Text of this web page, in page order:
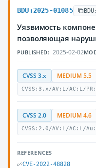
BDU:2025-01085
Уязвимость
позволяющая
PUBLISHED: 2025-02-02
CVSS 3.x MEDIUM 5.5
CVSS:3.x/AV:L/AC:L/
CVSS 2.0 MEDIUM 4.6
CVSS:2.0/AV:L/AC:L/
REFERENCES
CVE-2022-48828